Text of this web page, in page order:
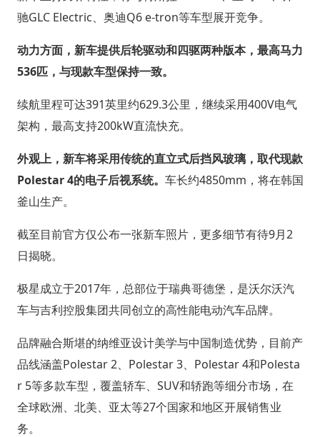
驰GLC Electric、奥迪Q6 e-tron等车型展开竞争。
动力方面，新车提供后轮驱动和四驱两种版本，最高马力
536匹，与现款车型保持一致。
续航里程可达391英里约629.3公里，继续采用400V电气
架构，最高支持200kW直流快充。
外观上，新车将采用传统的直立式后挡风玻璃，取代现款
Polestar 4的电子后视系统。 车长约4850mm，将在韩国
釜山生产。
截至目前官方仅公布一张新车照片，更多细节有待9月2
日揭晓。
极星成立于2017年，总部位于瑞典哥德堡，是沃尔沃汽
车与吉利控股集团共同创立的高性能电动汽车品牌。
品牌融合斯堪的纳维亚设计美学与中国制造优势，目前产
品线涵盖Polestar 2、Polestar 3、Polestar 4和Polesta
r 5等多款车型，覆盖轿车、SUV和轿跑等细分市场，在
全球欧洲、北美、亚太等27个国家和地区开展销售业
务。